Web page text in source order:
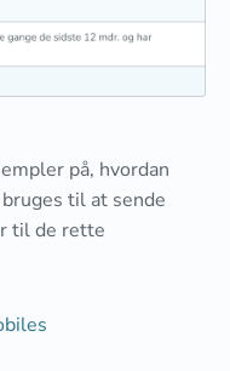
på, hvordan
til at sende
til de rette